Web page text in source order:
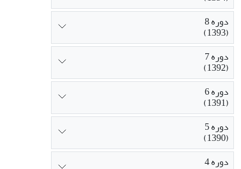
دوره 8
(1393)
دوره 7
(1392)
دوره 6
(1391)
دوره 5
(1390)
دوره 4